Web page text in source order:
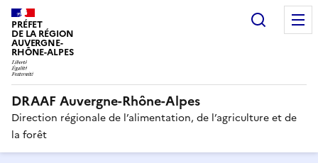
PRÉFET
DE LA RÉGION
AUVERGNE-
RHÔNE-ALPES
DRAAF Auvergne-Rhône-Alpes
Direction régionale de l’alimentation, de l’agriculture et de
la forêt